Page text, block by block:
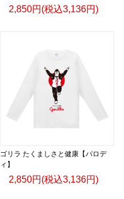
2,850円(税込3,136円)
ゴリラ たくましさと健康【パロデ
ィ】
2,850円(税込3,136円)